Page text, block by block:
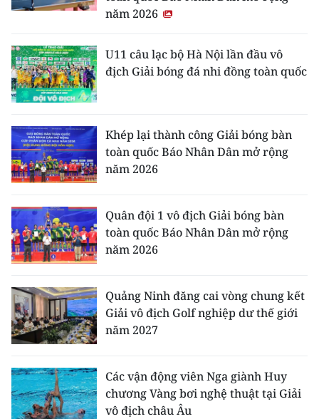
năm 2026
U11 câu lạc bộ Hà Nội lần đầu vô
địch Giải bóng đá nhi đồng toàn quốc
Khép lại thành công Giải bóng bàn
toàn quốc Báo Nhân Dân mở rộng
năm 2026
Quân đội 1 vô địch Giải bóng bàn
toàn quốc Báo Nhân Dân mở rộng
năm 2026
Quảng Ninh đăng cai vòng chung kết
Giải vô địch Golf nghiệp dư thế giới
năm 2027
Các vận động viên Nga giành Huy
chương Vàng bơi nghệ thuật tại Giải
vô địch châu Âu